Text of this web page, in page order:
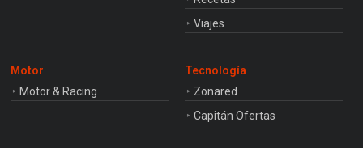
Viajes
Motor
Motor & Racing
Tecnología
Zonared
Capitán Ofertas